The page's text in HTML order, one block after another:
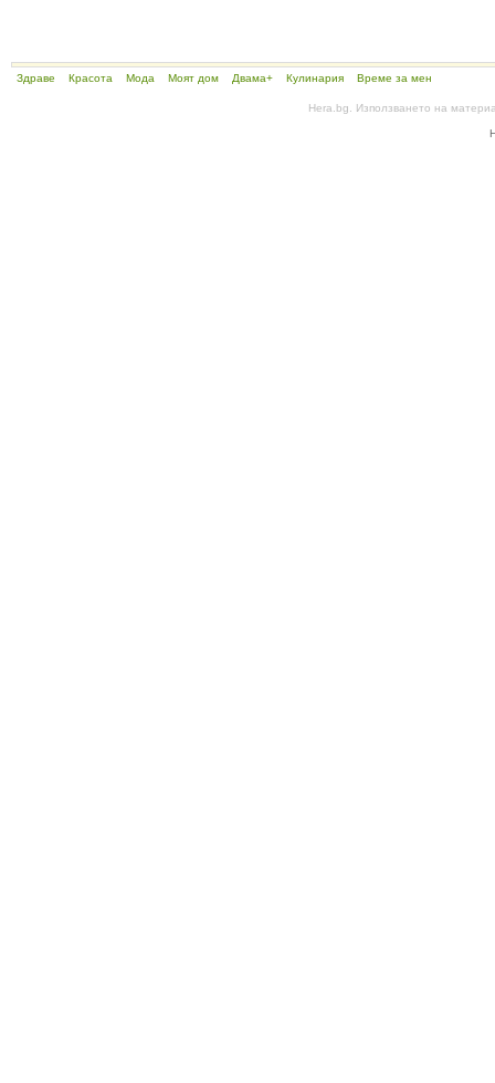
Здраве Красота Мода Моят дом Двама+ Кулинария Време за мен
Hera.bg. Използването на